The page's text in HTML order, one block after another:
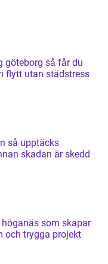
så får du
flytt utan städstress
skadan är skedd
som skapar
och trygga projekt